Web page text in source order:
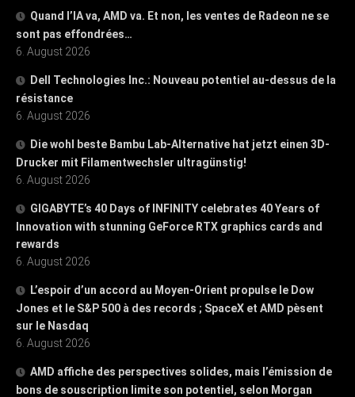
Quand l’IA va, AMD va. Et non, les ventes de Radeon ne se
sont pas effondrées…
6. August 2026
Dell Technologies Inc.: Nouveau potentiel au-dessus de la
résistance
6. August 2026
Die wohl beste Bambu Lab-Alternative hat jetzt einen 3D-
Drucker mit Filamentwechsler ultragünstig!
6. August 2026
GIGABYTE’s 40 Days of INFINITY celebrates 40 Years of
Innovation with stunning GeForce RTX graphics cards and
rewards
6. August 2026
L’espoir d’un accord au Moyen-Orient propulse le Dow
Jones et le S&P 500 à des records ; SpaceX et AMD pèsent
sur le Nasdaq
6. August 2026
AMD affiche des perspectives solides, mais l’émission de
bons de souscription limite son potentiel, selon Morgan